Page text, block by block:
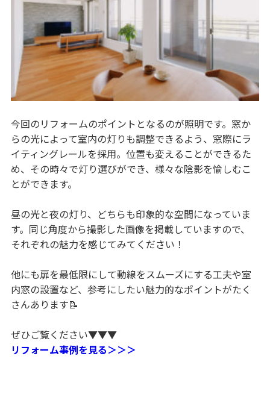
今回のリフォームのポイントとなるのが照明です。窓か
らの光によって室内の灯りも調整できるよう、窓際にラ
イティングレールを採用。位置も変えることができるた
め、その時々で灯り選びができ、様々な陰影を愉しむこ
とができます。
昼の光と夜の灯り、どちらも印象的な空間になっていま
す。同じ角度から撮影した画像を掲載していますので、
それぞれの魅力を感じてみてください！
他にも扉を最低限にして動線をスムーズにする工夫や室
内窓の設置など、参考にしたい魅力的なポイントがたく
さんあります📝
ぜひご覧ください▼▼▼
リフォーム事例を見る＞＞＞